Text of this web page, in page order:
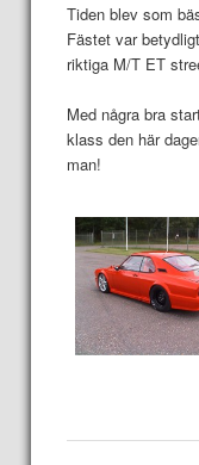
Tiden blev som
Fästet var
riktiga M/T ET
Med några bra
klass den här
man!